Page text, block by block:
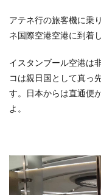
丘へ
3
目、
エー
ゲ海
クル
イド
ラ・
ポロ
アテネ行の旅客機に乗
ネ国際空港空港に到着
イスタンブール空港は
コは親日国として真っ
す。日本からは直通便
よ。